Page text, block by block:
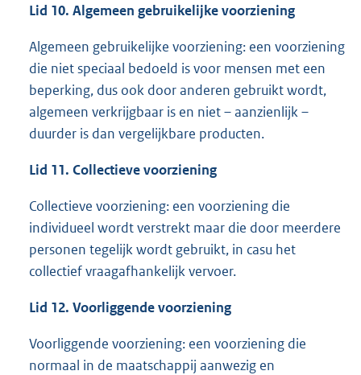
Lid 10. Algemeen gebruikelijke voorziening
Algemeen gebruikelijke voorziening: een voorziening
die niet speciaal bedoeld is voor mensen met een
beperking, dus ook door anderen gebruikt wordt,
algemeen verkrijgbaar is en niet – aanzienlijk –
duurder is dan vergelijkbare producten.
Lid 11. Collectieve voorziening
Collectieve voorziening: een voorziening die
individueel wordt verstrekt maar die door meerdere
personen tegelijk wordt gebruikt, in casu het
collectief vraagafhankelijk vervoer.
Lid 12. Voorliggende voorziening
Voorliggende voorziening: een voorziening die
normaal in de maatschappij aanwezig en